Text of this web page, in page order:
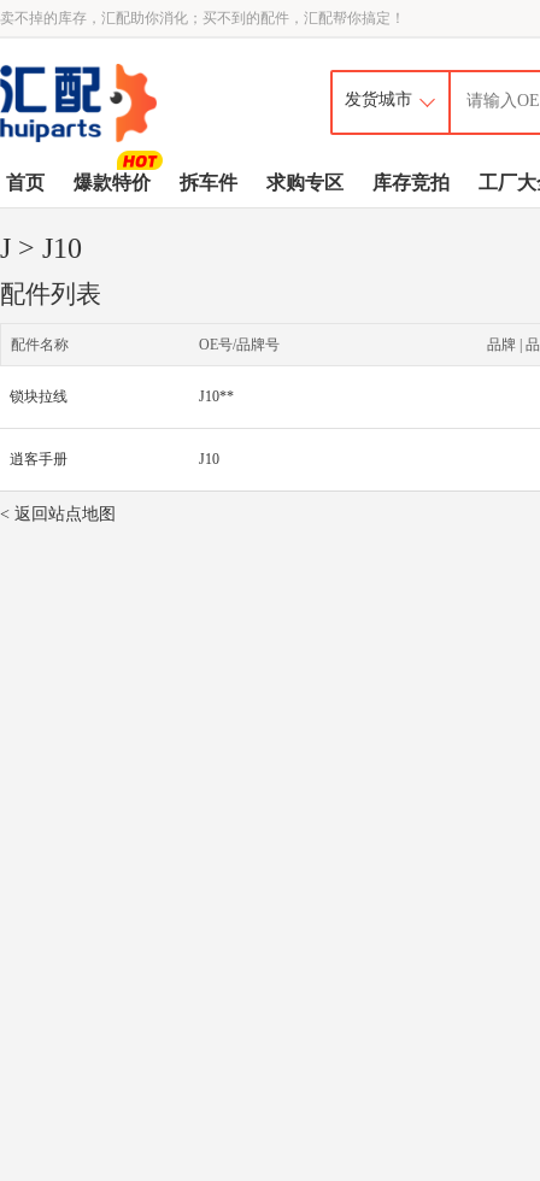
卖不掉的库存，汇配助你消化；买不到的配件，汇配帮你搞定！
首页 爆款特价 拆车件 求购专区 库存竞拍 工厂大
J > J10
配件列表
配件名称 OE号/品牌号 品牌 |
锁块拉线 J10**
逍客手册 J10
< 返回站点地图